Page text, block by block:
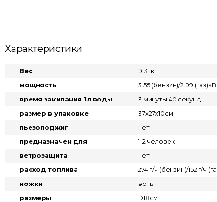
Характеристики
Вес
0.31 кг
мощность
3.55 (бензин)/2.09
время закипания 1л воды
3 минуты 40 секунд
размер в упаковке
37х27х10см
пьезоподжиг
нет
предназначен для
1-2 человек
ветрозащита
нет
расход топлива
274 г/ч (бензин)/152 г/ч
ножки
есть
размеры
D18см